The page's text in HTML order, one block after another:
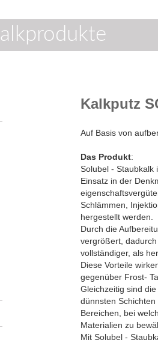
Kalkputz
Auf Basis von
Das Produkt:
Solubel - Staubkalk
Einsatz in der
Schlämmen,
hergestellt werden.
Durch die
vergrößert,
vollständiger, als
Diese Vorteile
gegenüber Frost-
Gleichzeitig sind
dünnsten
Bereichen, bei
Materialien zu
Mit Solubel -